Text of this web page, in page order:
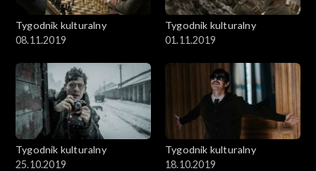
Tygodnik kulturalny
08.11.2019
Tygodnik kulturalny
01.11.2019
Tygodnik kulturalny
25.10.2019
Tygodnik kulturalny
18.10.2019